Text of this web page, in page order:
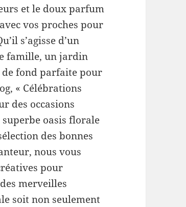
et le doux parfum
vos proches pour
s’agisse d’un
famille, un jardin
fond parfaite pour
« Célébrations
des occasions
superbe oasis florale
des bonnes
nous vous
pour
merveilles
soit non seulement